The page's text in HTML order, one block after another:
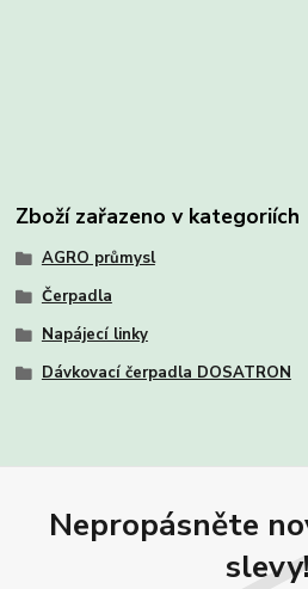
Zboží zařazeno v kategoriích
AGRO průmysl
Čerpadla
Napájecí linky
Dávkovací čerpadla DOSATRON
Nepropásněte
slevy!